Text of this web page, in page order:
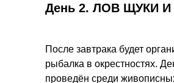
После завтрака будет
рыбалка в окрестностях.
проведён среди
День 2. ЛОВ ЩУКИ И